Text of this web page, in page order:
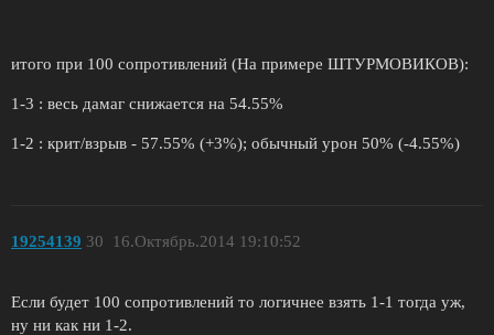
итого при 100 сопротивлений (На примере ШТУРМОВИКОВ):
1-3 : весь дамаг снижается на 54.55%
1-2 : крит/взрыв - 57.55% (+3%); обычный урон 50% (-4.55%)
19254139 16.Октябрь.2014 19:10:52
30
Если будет 100 сопротивлений то логичнее взять 1-1 тогда уж,
ну ни как ни 1-2.